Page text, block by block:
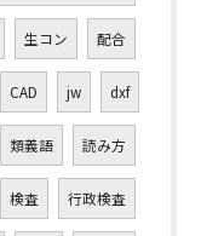
生コン 配合
CAD jw dxf
類義語 読み方
検査 行政検査